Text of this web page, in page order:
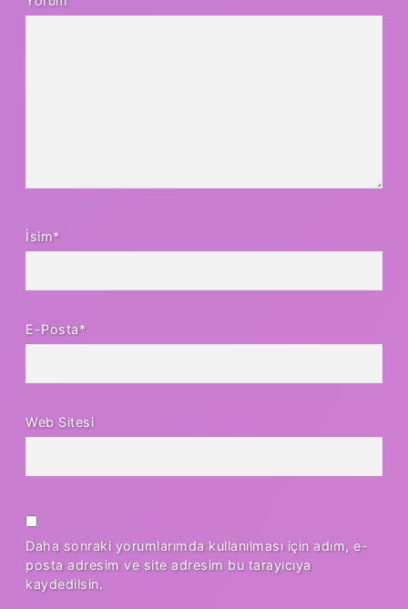
İsim*
E-Posta*
Web Sitesi
Daha sonraki yorumlarımda kullanılması için adım, e-
posta adresim ve site adresim bu tarayıcıya
kaydedilsin.